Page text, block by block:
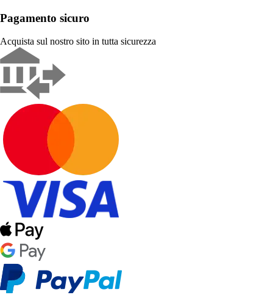
Pagamento sicuro
Acquista sul nostro sito in tutta sicurezza